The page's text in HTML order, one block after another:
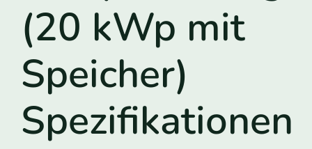
(20 kWp mit
Speicher)
Spezifikationen